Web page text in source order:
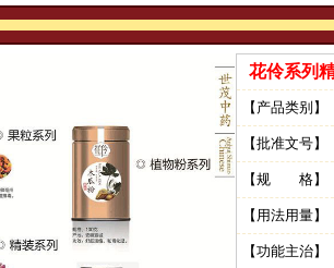
花伶系列
【产品类别】
【批准文号】
【规 格】
【用法用量】
【功能主治】